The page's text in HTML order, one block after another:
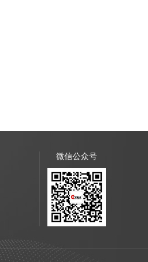
微信公众号